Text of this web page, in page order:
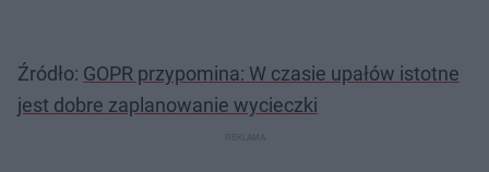
Źródło: GOPR przypomina: W czasie upałów istotne
jest dobre zaplanowanie wycieczki